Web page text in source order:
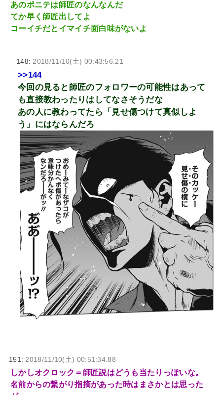
あのポニテは師匠のなんなんだ
てか早く師匠出してよ
コーイチだとイマイチ面白味がないよ
148: 2018/11/10(土) 00:43:56.21
>>144
今回の見ると師匠のフォロワーの可能性はあって
も直接教わったりはしてなさそうだな
あの人に教わってたら「見せ傷つけて真似しよ
う」にはならんだろ
151: 2018/11/10(土) 00:51:34.88
しかしオクロック＝師匠説はどうも当たりっぽいな。
名前からの繋がり指摘があった時はまさかとは思った